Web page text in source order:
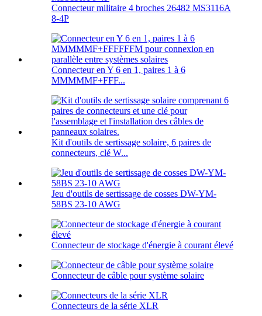
Connecteur militaire 4 broches 26482 MS3116A
8-4P
Connecteur en Y 6 en 1, paires 1 à 6
MMMMMF+FFF...
Kit d'outils de sertissage solaire, 6 paires de
connecteurs, clé W...
Jeu d'outils de sertissage de cosses DW-YM-
58BS 23-10 AWG
Connecteur de stockage d'énergie à courant élevé
Connecteur de câble pour système solaire
Connecteurs de la série XLR